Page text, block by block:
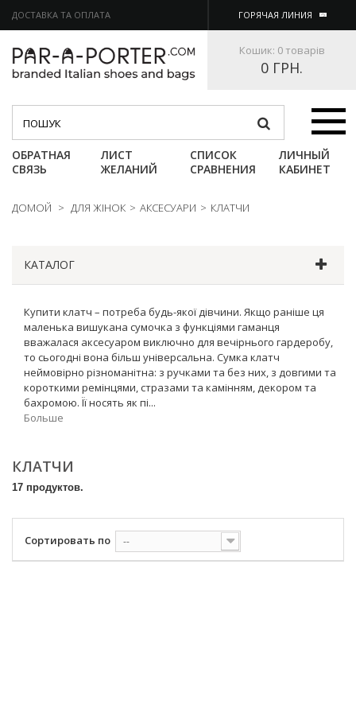
ДОСТАВКА ТА ОПЛАТА ГОРЯЧАЯ ЛИНИЯ
Кошик: 0 товарів
0 ГРН.
Категории
ОБРАТНАЯ
СВЯЗЬ
ЛИСТ
ЖЕЛАНИЙ
СПИСОК
СРАВНЕНИЯ
ЛИЧНЫЙ
КАБИНЕТ
ДОМОЙ > ДЛЯ ЖІНОК > АКСЕСУАРИ > КЛАТЧИ
КАТАЛОГ
Купити клатч – потреба будь-якої дівчини. Якщо раніше ця
маленька вишукана сумочка з функціями гаманця
вважалася аксесуаром виключно для вечірнього гардеробу,
то сьогодні вона більш універсальна. Сумка клатч
неймовірно різноманітна: з ручками та без них, з довгими та
короткими ремінцями, стразами та камінням, декором та
бахромою. Її носять як пі...
Больше
КЛАТЧИ
17 продуктов.
Сортировать по --